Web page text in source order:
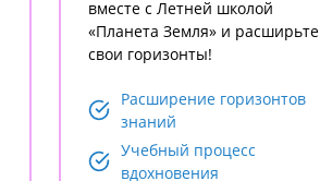
вместе с Летней школой
«Планета Земля» и расширьте
свои горизонты!
Расширение горизонтов
знаний
Учебный процесс
вдохновения